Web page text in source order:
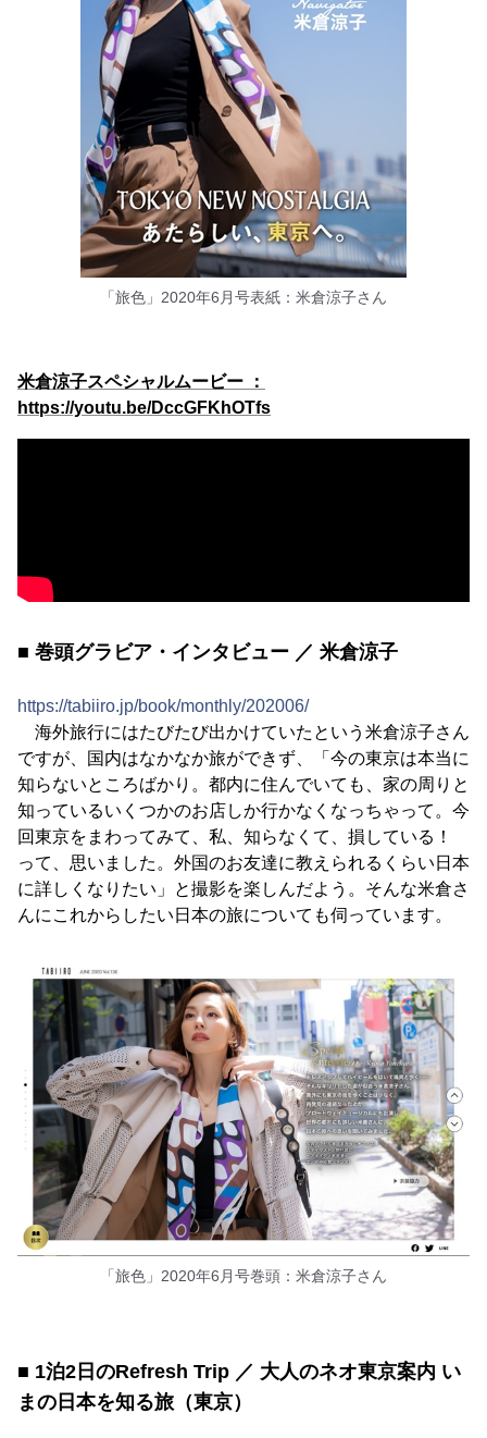
「旅色」2020年6月号表紙：米倉涼子さん
米倉涼子スペシャルムービー ：
https://youtu.be/DccGFKhOTfs
■ 巻頭グラビア・インタビュー ／ 米倉涼子
https://tabiiro.jp/book/monthly/202006/
海外旅行にはたびたび出かけていたという米倉涼子さん
ですが、国内はなかなか旅ができず、「今の東京は本当に
知らないところばかり。都内に住んでいても、家の周りと
知っているいくつかのお店しか行かなくなっちゃって。今
回東京をまわってみて、私、知らなくて、損している！
って、思いました。外国のお友達に教えられるくらい日本
に詳しくなりたい」と撮影を楽しんだよう。そんな米倉さ
んにこれからしたい日本の旅についても伺っています。
「旅色」2020年6月号巻頭：米倉涼子さん
■ 1泊2日のRefresh Trip ／ 大人のネオ東京案内 い
まの日本を知る旅（東京）